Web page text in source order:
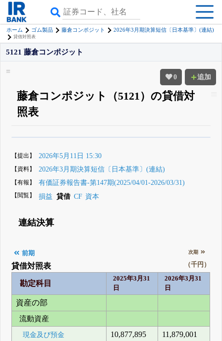
ホーム ゴム製品 藤倉コンポジット 2026年3月期決算短信〔日本基準〕(連結)
貸借対照表
0 追加
5121 藤倉コンポジット
藤倉コンポジット（5121）の貸借対
照表
詳しく見られる 無料でβ版をはじめる
登録すると永久30%OFFと米株版の先行利用も付きます
【提出】 2026年5月11日 15:30
【資料】 2026年3月期決算短信〔日本基準〕(連結)
【有報】 有価証券報告書-第147期(2025/04/01-2026/03/31)
【閲覧】 損益 貸借 CF 資本
連結決算
前期 次期
貸借対照表 （千円）
勘定科目
2025年3月31
日
2026年3月31
日
資産の部
流動資産
現金及び預金 10,877,895 11,879,001